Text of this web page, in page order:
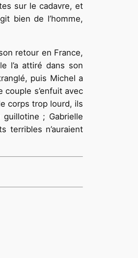
sur le cadavre, et
bien de l’homme,
retour en France,
l’a attiré dans son
puis Michel a
couple s’enfuit avec
corps trop lourd, ils
; Gabrielle
terribles n’auraient